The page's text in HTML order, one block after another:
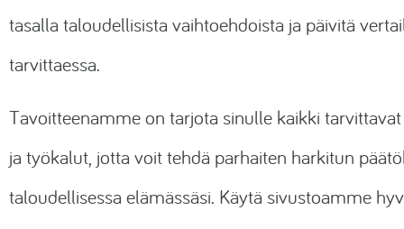
tasalla taloudellisista vaihtoehdoista ja päivitä
tarvittaessa.
Tavoitteenamme on tarjota sinulle kaikki
ja työkalut, jotta voit tehdä parhaiten harkitun
taloudellisessa elämässäsi. Käytä sivustoamme